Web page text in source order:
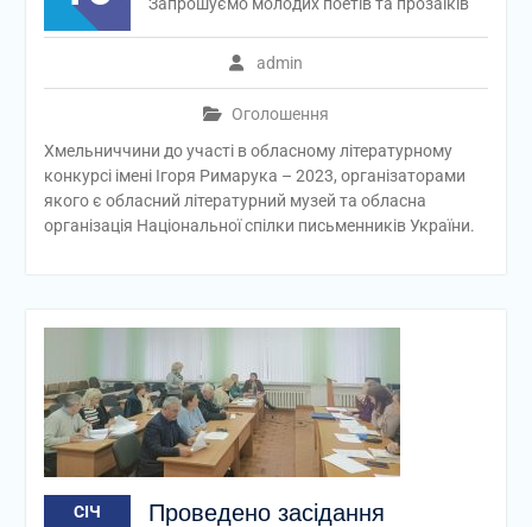
admin
Оголошення
Хмельниччини до участі в обласному літературному
конкурсі імені Ігоря Римарука – 2023, організаторами
якого є обласний літературний музей та обласна
організація Національної спілки письменників України.
СІЧ
Проведено засідання